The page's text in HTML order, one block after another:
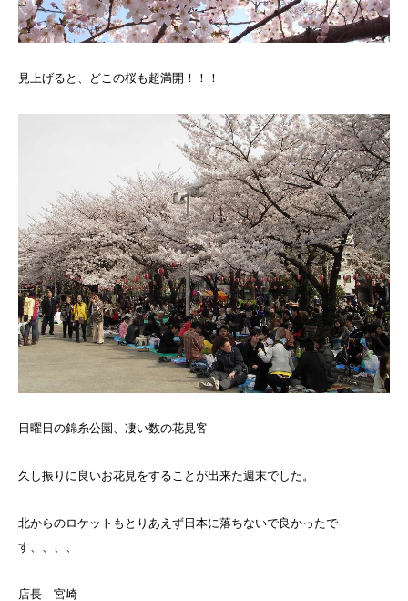
見上げると、どこの桜も超満開！！！
日曜日の錦糸公園、凄い数の花見客
久し振りに良いお花見をすることが出来た週末でした。
北からのロケットもとりあえず日本に落ちないで良かったで
す、、、、
店長 宮崎